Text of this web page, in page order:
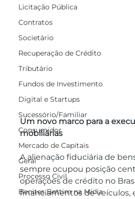
Licitação Pública
Contratos
Societário
Recuperação de Crédito
Tributário
Fundos de Investimento
Digital e Startups
Sucessório/Familiar
Consumidor
Mercado de Capitais
Geral
Processo Civil
Benites Bettim na Mídia
Um novo marco para a
mobiliárias
A alienação fiduciária de
sempre ocupou posição
operações de crédito no
financiamentos de veículos,